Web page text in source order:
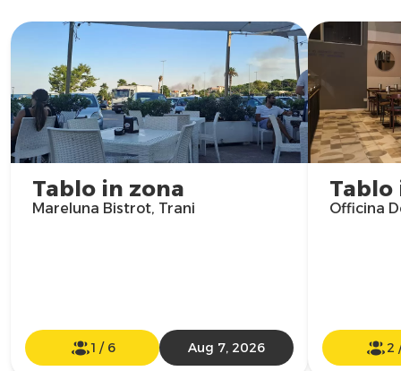
Tablo in zona
Mareluna Bistrot, Trani
1 / 6 Aug 7, 2026
Tablo
Officina
2